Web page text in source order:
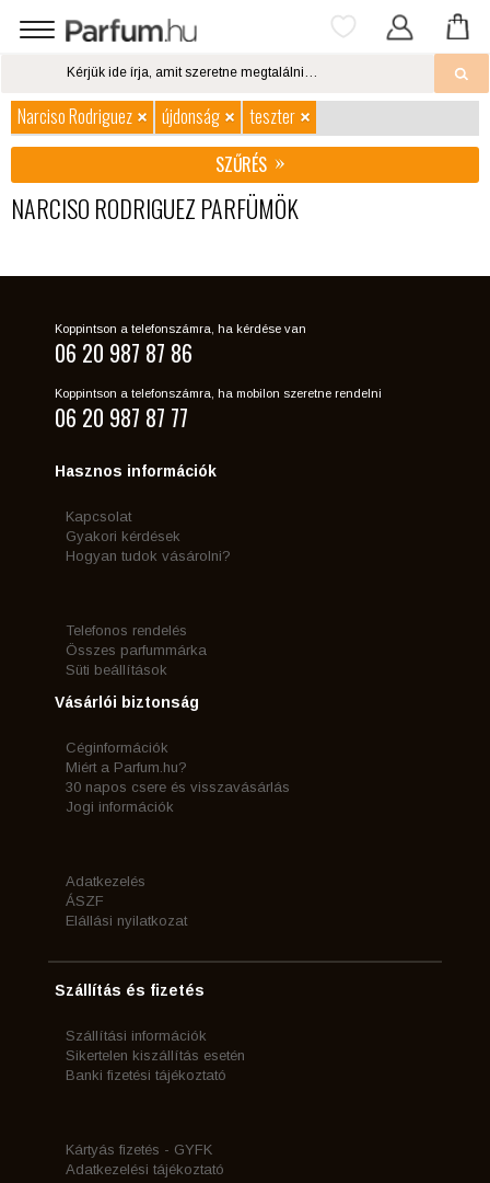
Narciso Rodriguez újdonság
teszter
SZŰRÉS
NARCISO RODRIGUEZ PARFÜMÖK
Koppintson a telefonszámra, ha kérdése van
06 20 987 87 86
Koppintson a telefonszámra, ha mobilon szeretne rendelni
06 20 987 87 77
Hasznos információk
Kapcsolat
Gyakori kérdések
Hogyan tudok vásárolni?
Telefonos rendelés
Összes parfummárka
Süti beállítások
Vásárlói biztonság
Céginformációk
Miért a Parfum.hu?
30 napos csere és visszavásárlás
Jogi információk
Adatkezelés
ÁSZF
Elállási nyilatkozat
Szállítás és fizetés
Szállítási információk
Sikertelen kiszállítás esetén
Banki fizetési tájékoztató
Kártyás fizetés - GYFK
Adatkezelési tájékoztató